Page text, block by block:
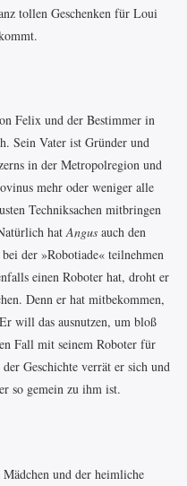
tollen Geschenken für Loui
Felix und der Bestimmer in
Sein Vater ist Gründer und
in der Metropolregion und
mehr oder weniger alle
Techniksachen mitbringen
hatAngus auch den
der »Robotiade« teilnehmen
einen Roboter hat, droht er
Denn er hat mitbekommen,
will das ausnutzen, um bloß
Fall mit seinem Roboter für
Geschichte verrät er sich und
so gemein zu ihm ist.
und der heimliche